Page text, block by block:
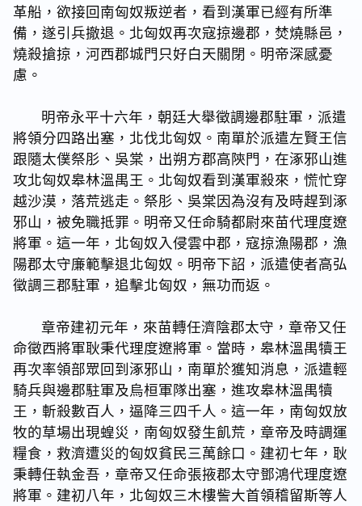
革船，欲接回南匈奴叛逆者，看到漢軍已經有所準
備，遂引兵撤退。北匈奴再次寇掠邊郡，焚燒縣邑，
燒殺搶掠，河西郡城門只好白天關閉。明帝深感憂
慮。
明帝永平十六年，朝廷大舉徵調邊郡駐軍，派遣
將領分四路出塞，北伐北匈奴。南單於派遣左賢王信
跟隨太僕祭肜、吳棠，出朔方郡高陝門，在涿邪山進
攻北匈奴皋林溫禺王。北匈奴看到漢軍殺來，慌忙穿
越沙漠，落荒逃走。祭肜、吳棠因為沒有及時趕到涿
邪山，被免職抵罪。明帝又任命騎都尉來苗代理度遼
將軍。這一年，北匈奴入侵雲中郡，寇掠漁陽郡，漁
陽郡太守廉範擊退北匈奴。明帝下詔，派遣使者高弘
徵調三郡駐軍，追擊北匈奴，無功而返。
章帝建初元年，來苗轉任濟陰郡太守，章帝又任
命徵西將軍耿秉代理度遼將軍。當時，皋林溫禺犢王
再次率領部眾回到涿邪山，南單於獲知消息，派遣輕
騎兵與邊郡駐軍及烏桓軍隊出塞，進攻皋林溫禺犢
王，斬殺數百人，逼降三四千人。這一年，南匈奴放
牧的草場出現蝗災，南匈奴發生飢荒，章帝及時調運
糧食，救濟遭災的匈奴貧民三萬餘口。建初七年，耿
秉轉任執金吾，章帝又任命張掖郡太守鄧鴻代理度遼
將軍。建初八年，北匈奴三木樓訾大首領稽留斯等人